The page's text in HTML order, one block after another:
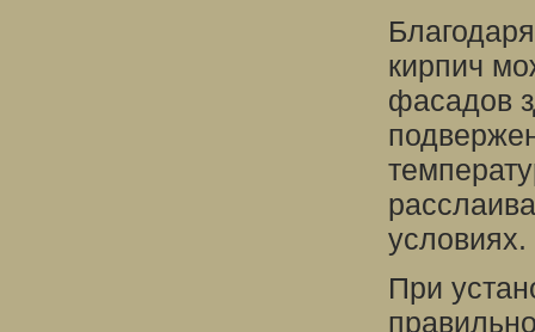
кирпич
фасадов
условиях.
При